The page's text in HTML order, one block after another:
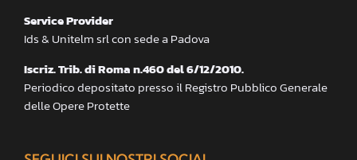
Service Provider
Ids & Unitelm srl con sede a Padova
Iscriz. Trib. di Roma n.460 del 6/12/2010.
Periodico depositato presso il Registro Pubblico Generale
delle Opere Protette